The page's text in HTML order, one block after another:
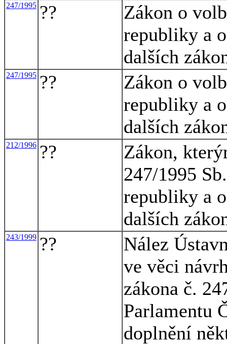
247/1995 ??
Zákon o
republiky a
dalších
247/1995 ??
Zákon o
republiky a
dalších
212/1996 ??
Zákon,
247/1995
republiky a
dalších
243/1999 ??
Nález
ve věci
zákona č.
Parlamentu
doplnění